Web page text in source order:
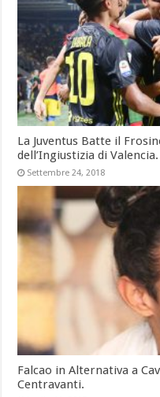
La Juventus Batte il
dell’Ingiustizia di Valencia.
Settembre 24, 2018
Falcao in Alternativa a
Centravanti.